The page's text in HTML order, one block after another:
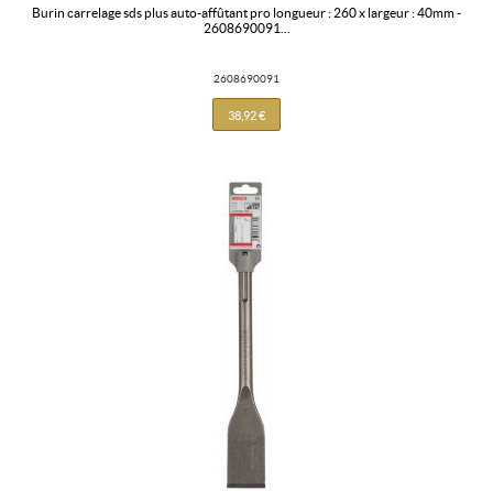
burin carrelage sds plus auto-affûtant pro longueur : 260 x largeur : 40mm -
2608690091...
2608690091
38,92 €